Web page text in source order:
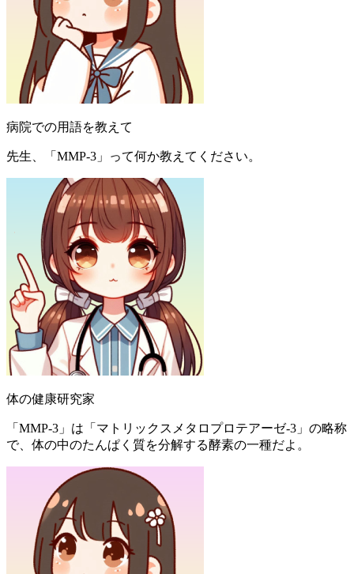
病院での用語を教えて
先生、「MMP-3」って何か教えてください。
体の健康研究家
「MMP-3」は「マトリックスメタロプロテアーゼ-3」の略称
で、体の中のたんぱく質を分解する酵素の一種だよ。